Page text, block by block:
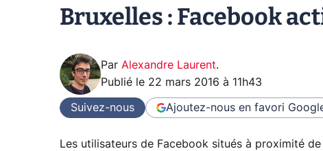
Bruxelles : Facebook
Par Alexandre Laurent.
Publié le 22 mars 2016 à 11h43
Suivez-nous Ajoutez-nous en favori
Les utilisateurs de Facebook situés à proximité